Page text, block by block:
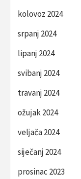
kolovoz 2024
srpanj 2024
lipanj 2024
svibanj 2024
travanj 2024
ožujak 2024
veljača 2024
siječanj 2024
prosinac 2023